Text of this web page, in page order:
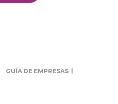
GUÍA DE EMPRESAS